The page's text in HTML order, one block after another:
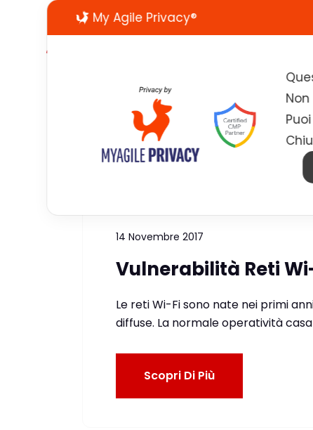
Tag:security
14 Novembre 2017
Vulnerabilità Reti
Le reti Wi-Fi sono nate nei primi
diffuse. La normale operatività
Scopri Di Più
My Agile Privacy®